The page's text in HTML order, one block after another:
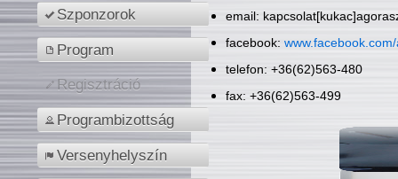
Szponzorok
Program
Regisztráció
Programbizottság
Versenyhelyszín
email:
facebook:
telefon: +36(62)563-480
fax: +36(62)563-499